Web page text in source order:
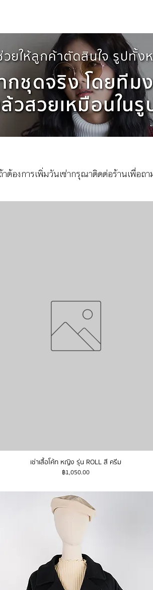
องการเพิ่มวันเช่ากรุณาติดต่อร้านเพื่อถา
เช่าเสื้อโค้ท หญิง รุ่น ROLL สี ครีม
ราคา
฿1,050.00